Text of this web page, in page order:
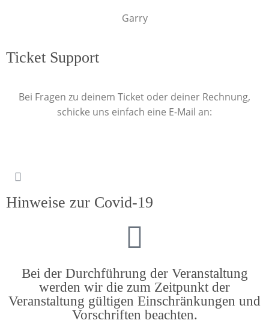
Garry
Ticket Support
Bei Fragen zu deinem Ticket oder deiner Rechnung,
schicke uns einfach eine E-Mail an:
Hinweise zur Covid-19
Bei der Durchführung der Veranstaltung
werden wir die zum Zeitpunkt der
Veranstaltung gültigen Einschränkungen und
Vorschriften beachten.